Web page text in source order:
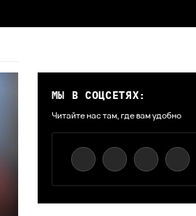
МЫ В СОЦСЕТЯХ:
Читайте нас там, где вам удобно